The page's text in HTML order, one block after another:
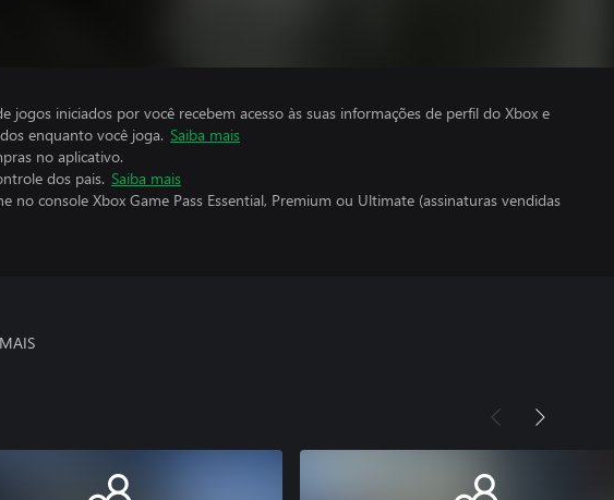
jogos iniciados por você recebem acesso às suas informações de perfil do Xbox e
enquanto você joga. Saiba mais
no aplicativo.
dos pais. Saiba mais
no console Xbox Game Pass Essential, Premium ou Ultimate (assinaturas vendidas
MAIS